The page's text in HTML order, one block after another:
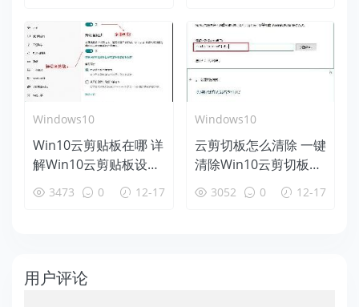
Windows10
Win10云剪贴板在哪 详
解Win10云剪贴板设置
使用教程
3473 0 12-17
Windows10
云剪切板怎么清除 一键
清除Win10云剪切板方
法 3052 0 12-17
用户评论